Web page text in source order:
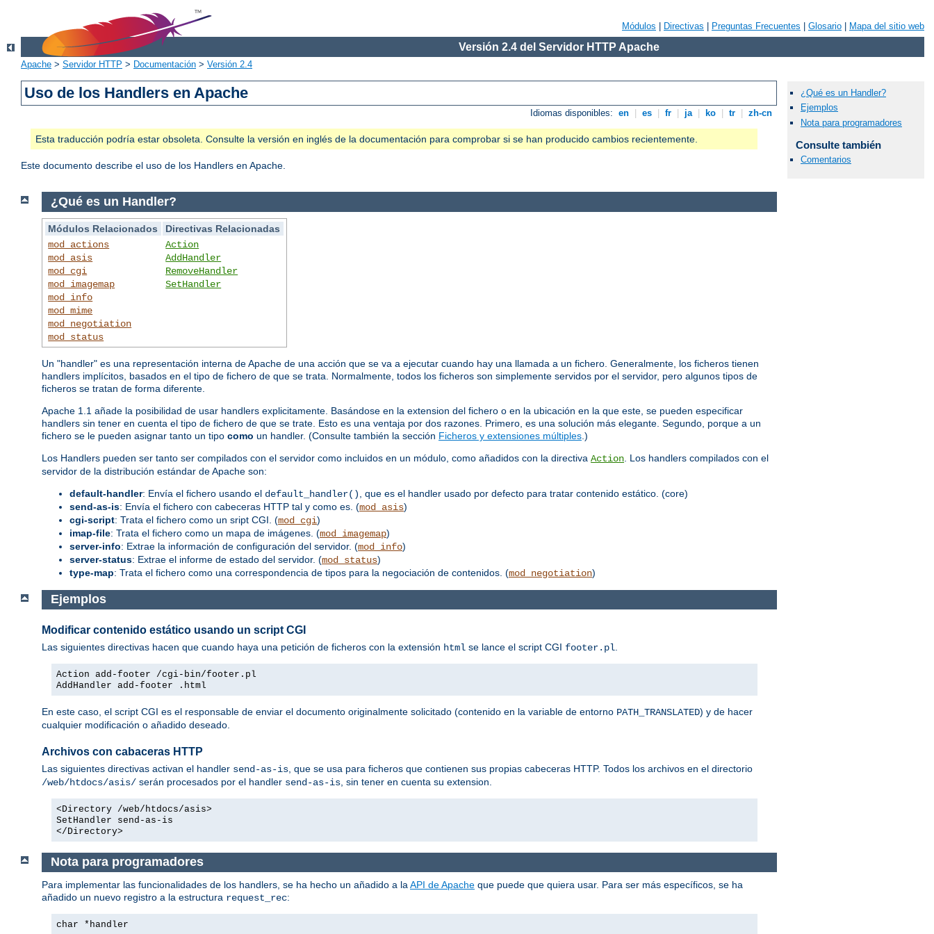
Módulos Directivas Preguntas Frecuentes Glosario Mapa del sitio web
Versión 2.4 del Servidor HTTP Apache
Apache > Servidor HTTP > Documentación > Versión 2.4
Uso de los Handlers en Apache
Idiomas disponibles: en es fr ja ko tr zh-cn
Esta traducción podría estar obsoleta. Consulte la versión en inglés de la documentación para comprobar si se han producido cambios recientemente.
Este documento describe el uso de los Handlers en Apache.
¿Qué es un Handler?
Ejemplos
Nota para programadores
Consulte también
Comentarios
¿Qué es un Handler?
Módulos Relacionados
Directivas Relacionadas
mod_actions
mod_asis
mod_cgi
mod_imagemap
mod_info
mod_mime
mod_negotiation
mod_status
Action
AddHandler
RemoveHandler
SetHandler
Un "handler" es una representación interna de Apache de una acción que se va a ejecutar cuando hay una llamada a un fichero. Generalmente, los ficheros tienen
handlers implícitos, basados en el tipo de fichero de que se trata. Normalmente, todos los ficheros son simplemente servidos por el servidor, pero algunos tipos de
ficheros se tratan de forma diferente.
Apache 1.1 añade la posibilidad de usar handlers explicitamente. Basándose en la extension del fichero o en la ubicación en la que este, se pueden especificar
handlers sin tener en cuenta el tipo de fichero de que se trate. Esto es una ventaja por dos razones. Primero, es una solución más elegante. Segundo, porque a un
fichero se le pueden asignar tanto un tipo como un handler. (Consulte también la sección Ficheros y extensiones múltiples .)
Los Handlers pueden ser tanto ser compilados con el servidor como incluidos en un módulo, como añadidos con la directiva Action . Los handlers compilados con el
servidor de la distribución estándar de Apache son:
default-handler: Envía el fichero usando el default_handler()
, que es el handler usado por defecto para tratar contenido estático. (core)
send-as-is: Envía el fichero con cabeceras HTTP tal y como es. (mod_asis)
cgi-script: Trata el fichero como un sript CGI. (mod_cgi)
imap-file: Trata el fichero como un mapa de imágenes. (mod_imagemap)
server-info: Extrae la información de configuración del servidor. (mod_info)
server-status: Extrae el informe de estado del servidor. (mod_status)
type-map: Trata el fichero como una correspondencia de tipos para la negociación de contenidos. (mod_negotiation)
Ejemplos
Modificar contenido estático usando un script CGI
Las siguientes directivas hacen que cuando haya una petición de ficheros con la extensión html se lance el script CGI footer.pl.
Action add-footer /cgi-bin/footer.pl
AddHandler add-footer .html
En este caso, el script CGI es el responsable de enviar el documento originalmente solicitado (contenido en la variable de entorno PATH_TRANSLATED) y de hacer
cualquier modificación o añadido deseado.
Archivos con cabaceras HTTP
Las siguientes directivas activan el handler send-as-is, que se usa para ficheros que contienen sus propias cabeceras HTTP. Todos los archivos en el directorio
/web/htdocs/asis/ serán procesados por el handler send-as-is, sin tener en cuenta su extension.
<Directory /web/htdocs/asis>
SetHandler send-as-is
</Directory>
Nota para programadores
Para implementar las funcionalidades de los handlers, se ha hecho un añadido a la API de Apache que puede que quiera usar. Para ser más específicos, se ha
añadido un nuevo registro a la estructura request_rec:
char *handler